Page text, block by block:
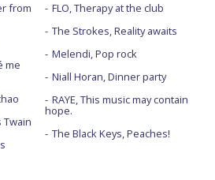
from
me
Twain
FLO, Therapy at the club
The Strokes, Reality awaits
Melendi, Pop rock
Niall Horan, Dinner party
RAYE, This music may contain
hope.
The Black Keys, Peaches!